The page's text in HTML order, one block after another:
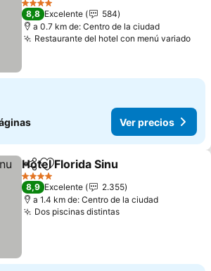
4 Estrellas
8,8 Excelente
584
a 0.7 km de: Centro de la ciudad
Restaurante del hotel con menú variado
Ver precios
CompartirAgregar a favoritos
Hotel Florida Sinu
4 Estrellas
8,9 Excelente
2.355
a 1.4 km de: Centro de la ciudad
Dos piscinas distintas